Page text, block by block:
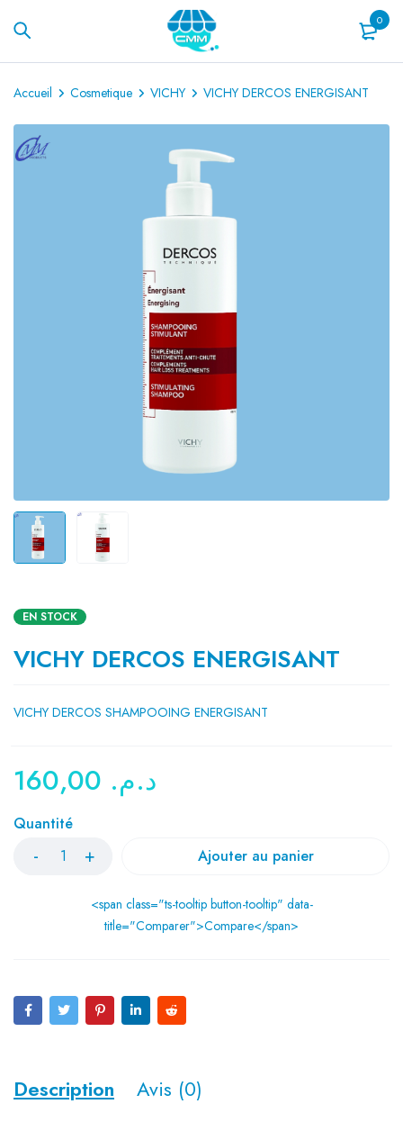
0
Accueil Cosmetique VICHY VICHY DERCOS ENERGISANT
EN STOCK
VICHY DERCOS ENERGISANT
VICHY DERCOS SHAMPOOING ENERGISANT
د.م.
Quantité
Ajouter au panier
<span class="ts-tooltip button-tooltip" data-
title="Comparer">Compare</span>
Description Avis (0)